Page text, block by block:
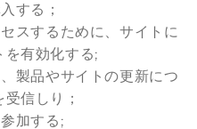
する；
スするために、サイトに
を有効化する;
製品やサイトの更新につ
信しり；
加する;